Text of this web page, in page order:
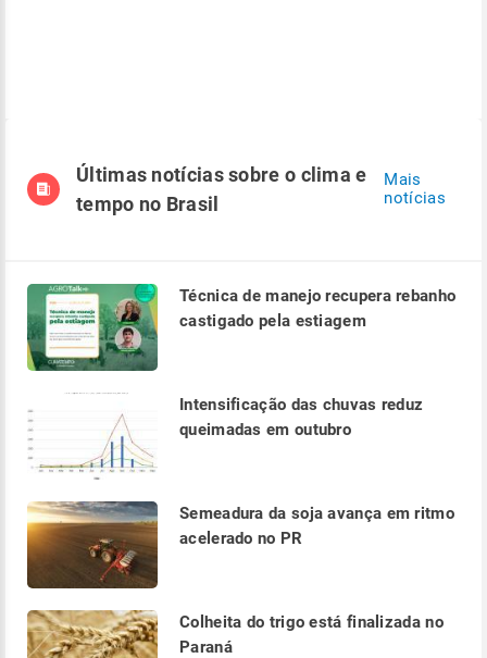
Últimas notícias sobre o clima e
tempo no Brasil
Mais
notícias
Técnica de manejo recupera rebanho
castigado pela estiagem
Intensificação das chuvas reduz
queimadas em outubro
Semeadura da soja avança em ritmo
acelerado no PR
Colheita do trigo está finalizada no
Paraná